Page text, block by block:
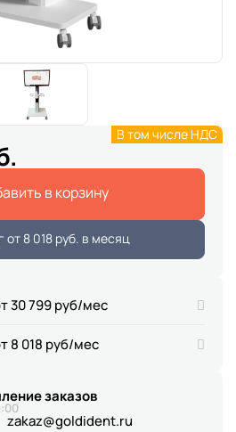
в корзину
от 8 018 руб. в месяц
В том числе НДС
30 799 руб/мес
8 018 руб/мес
заказов
zakaz@goldident.ru